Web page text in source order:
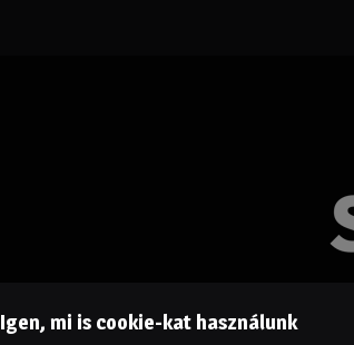
Igen, mi is cookie-kat használunk